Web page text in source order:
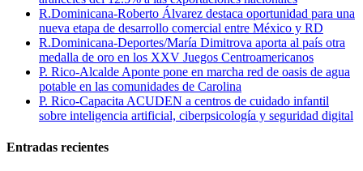
R.Dominicana-Roberto Álvarez destaca oportunidad para una
nueva etapa de desarrollo comercial entre México y RD
R.Dominicana-Deportes/María Dimitrova aporta al país otra
medalla de oro en los XXV Juegos Centroamericanos
P. Rico-Alcalde Aponte pone en marcha red de oasis de agua
potable en las comunidades de Carolina
P. Rico-Capacita ACUDEN a centros de cuidado infantil
sobre inteligencia artificial, ciberpsicología y seguridad digital
Entradas recientes